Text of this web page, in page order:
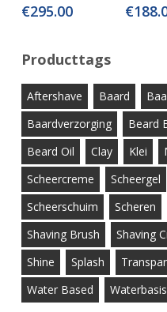
€295.00
€
Producttags
Aftershave Baard
Baardverzorging
Beard
Beard Oil
Clay Klei
Scheercreme
Scheergel
Scheerschuim
Scheren
Shaving Brush
Shaving
Shine
Splash
Water Based
Waterbasis